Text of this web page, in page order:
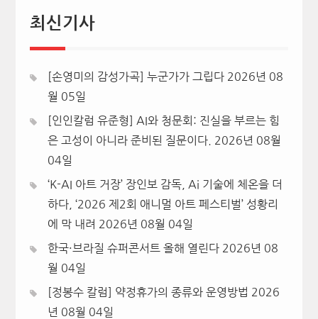
최신기사
[손영미의 감성가곡] 누군가가 그립다 2026년 08
월 05일
[인인칼럼 유준형] AI와 청문회: 진실을 부르는 힘
은 고성이 아니라 준비된 질문이다.
2026년 08월
04일
‘K-AI 아트 거장’ 장인보 감독, Ai 기술에 체온을 더
하다, ‘2026 제2회 애니멀 아트 페스티벌’ 성황리
에 막 내려 2026년 08월 04일
한국·브라질 슈퍼콘서트 올해 열린다 2026년 08
월 04일
[정봉수 칼럼] 약정휴가의 종류와 운영방법 2026
년 08월 04일